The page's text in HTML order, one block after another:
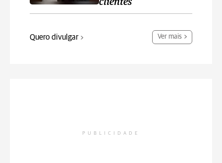
clientes
Quero divulgar Ver mais
PUBLICIDADE